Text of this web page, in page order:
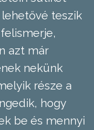
lehetővé teszik
azt már
nekünk
része a
hogy
be és mennyi